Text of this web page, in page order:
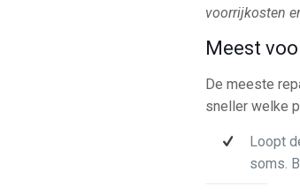
voorrijkosten
Meest
De meeste
sneller welke
Loopt
soms.